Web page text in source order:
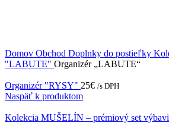
Domov Obchod Doplnky do postieľky
"LABUTE" Organizér „LABUTE“
Organizér "RYSY" 25€ /s DPH
Naspäť k produktom
Kolekcia MUŠELÍN – prémiový set